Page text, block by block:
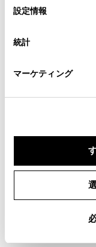
デバイスにすべての
意したことになり
設定の変更、同意
「Cookie（クッキー
設定情報
統計
マーケティング
先進ライト
ドライブレコーダー
※ 記録媒体(SDカード
ペダル踏み間違い急